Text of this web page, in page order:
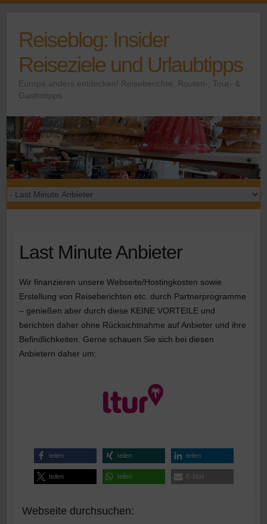
contentReiseblog: Insider
Reiseziele und Urlaubtipps
Europa anders entdecken! Reiseberichte, Routen-, Tour- &
Gastrotipps
Last Minute Anbieter
Wir finanzieren unsere Webseite/Hostingkosten sowie
Erstellung von Reiseberichten etc. durch Partnerprogramme
– genießen aber durch diese KEINE VORTEILE und
berichten daher ohne Rücksichtnahme auf Anbieter und ihre
Befindlichkeiten. Gerne schauen Sie sich bei diesen
Anbietern daher um:
teilen teilen teilen
teilen teilen E-Mail
Webseite durchsuchen: